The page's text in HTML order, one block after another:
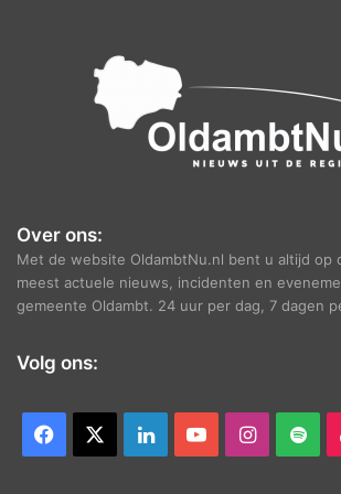
Over ons:
Met de website OldambtNu.nl bent u altijd op
meest actuele nieuws, incidenten en
gemeente Oldambt. 24 uur per dag, 7 dagen
Volg ons:
Facebook LinkedInYouTube